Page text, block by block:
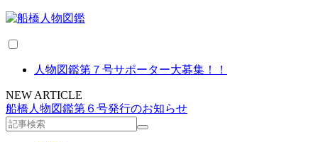
人物図鑑第７号サポーター大募集！！
NEW ARTICLE
船橋人物図鑑第６号発行のお知らせ